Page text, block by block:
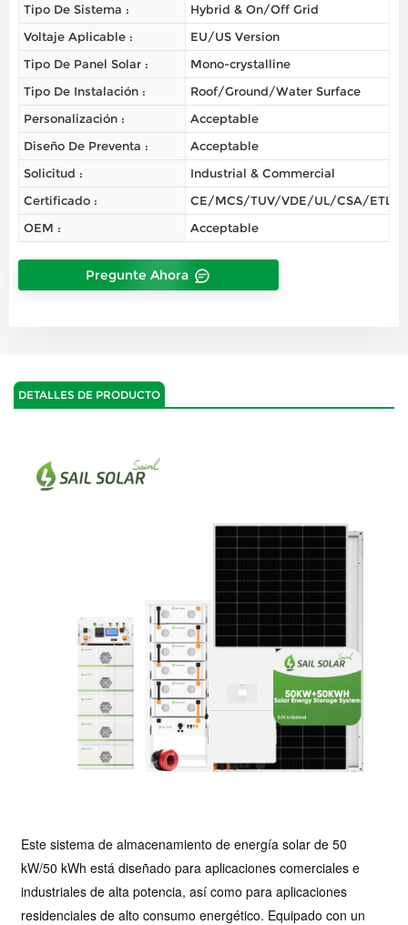
Tipo De Sistema :
Hybrid & On/Off Grid
Voltaje Aplicable :
EU/US Version
Tipo De Panel Solar :
Mono-crystalline
Tipo De Instalación :
Roof/Ground/Water Surface
Personalización :
Acceptable
Diseño De Preventa :
Acceptable
Solicitud :
Industrial & Commercial
Certificado :
CE/MCS/TUV/VDE/UL/CSA/ETL/
OEM :
Acceptable
Pregunte Ahora
DETALLES DE PRODUCTO
Este sistema de almacenamiento de energía solar de 50
kW/50 kWh está diseñado para aplicaciones comerciales e
industriales de alta potencia, así como para aplicaciones
residenciales de alto consumo energético. Equipado con un